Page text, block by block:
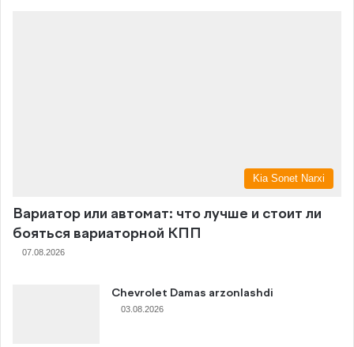
Kia Sonet Narxi
Вариатор или автомат: что лучше и стоит ли
бояться вариаторной КПП
07.08.2026
Chevrolet Damas arzonlashdi
03.08.2026